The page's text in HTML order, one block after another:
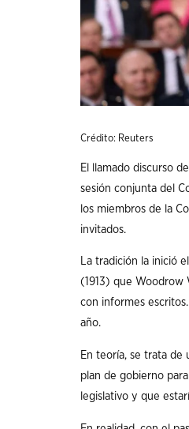
Crédito: Reuters
El llamado discurso
sesión conjunta del
los miembros de la
invitados.
La tradición la inició
(1913) que Woodrow
con informes
año.
En teoría, se trata de
plan de gobierno
legislativo y que